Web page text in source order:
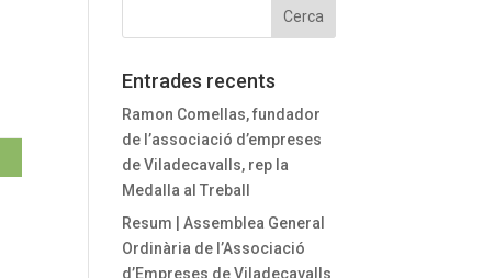
Entrades recents
Ramon Comellas, fundador
de l’associació d’empreses
de Viladecavalls, rep la
Medalla al Treball
Resum | Assemblea General
Ordinària de l’Associació
d’Empreses de Viladecavalls